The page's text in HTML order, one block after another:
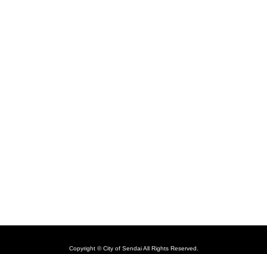
Copyright © City of Sendai All Rights Reserved.